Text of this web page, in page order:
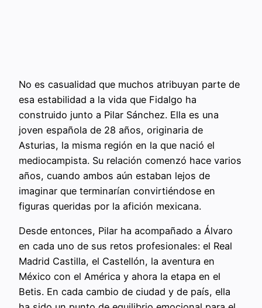
No es casualidad que muchos atribuyan parte de
esa estabilidad a la vida que Fidalgo ha
construido junto a Pilar Sánchez. Ella es una
joven española de 28 años, originaria de
Asturias, la misma región en la que nació el
mediocampista. Su relación comenzó hace varios
años, cuando ambos aún estaban lejos de
imaginar que terminarían convirtiéndose en
figuras queridas por la afición mexicana.
Desde entonces, Pilar ha acompañado a Álvaro
en cada uno de sus retos profesionales: el Real
Madrid Castilla, el Castellón, la aventura en
México con el América y ahora la etapa en el
Betis. En cada cambio de ciudad y de país, ella